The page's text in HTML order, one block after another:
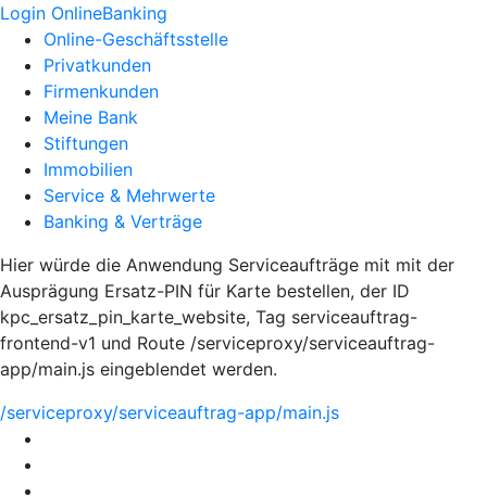
Login OnlineBanking
Online-Geschäftsstelle
Privatkunden
Firmenkunden
Meine Bank
Stiftungen
Immobilien
Service & Mehrwerte
Banking & Verträge
Hier würde die Anwendung Serviceaufträge mit mit der
Ausprägung Ersatz-PIN für Karte bestellen, der ID
kpc_ersatz_pin_karte_website, Tag serviceauftrag-
frontend-v1 und Route /serviceproxy/serviceauftrag-
app/main.js eingeblendet werden.
/serviceproxy/serviceauftrag-app/main.js